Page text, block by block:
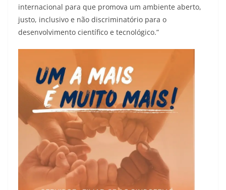
internacional para que promova um ambiente aberto,
justo, inclusivo e não discriminatório para o
desenvolvimento científico e tecnológico.”